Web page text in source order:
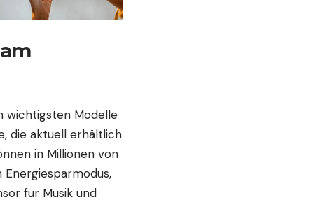
wichtigsten Modelle
die aktuell erhältlich
in Millionen von
für Musik und